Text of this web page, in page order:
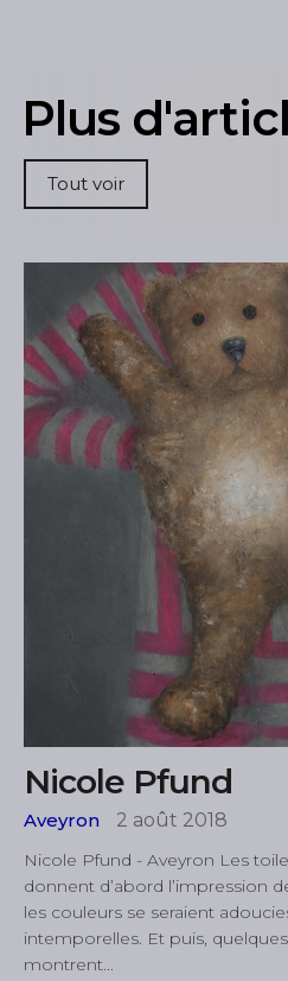
Plus
Tout voir
Nicole Pfund
Aveyron 2 août 2018
Nicole Pfund - Aveyron Les toiles de Nicole Pfund
donnent d’abord l’impression
les couleurs se seraient
intemporelles. Et puis,
montrent...